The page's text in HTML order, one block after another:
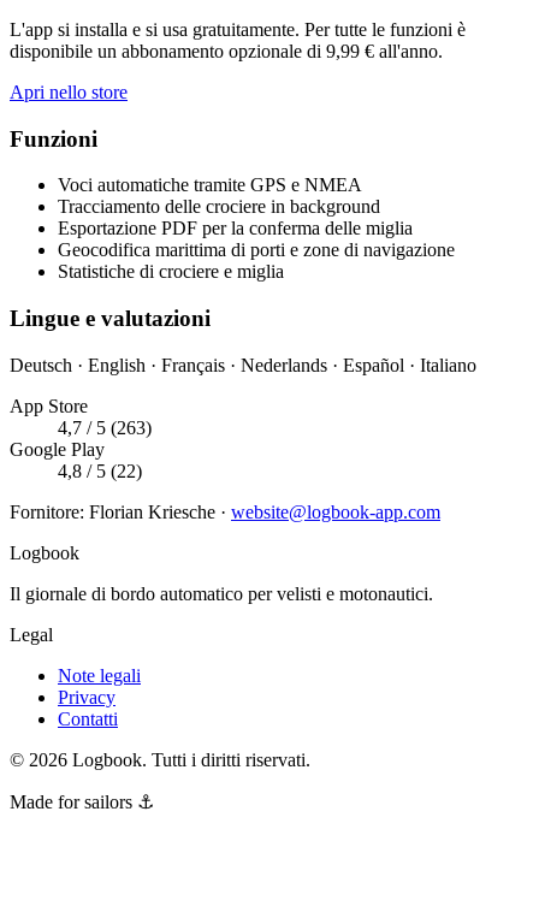
L'app si installa e si usa gratuitamente. Per tutte le funzioni è
disponibile un abbonamento opzionale di 9,99 € all'anno.
Apri nello store
Funzioni
Voci automatiche tramite GPS e NMEA
Tracciamento delle crociere in background
Esportazione PDF per la conferma delle miglia
Geocodifica marittima di porti e zone di navigazione
Statistiche di crociere e miglia
Lingue e valutazioni
Deutsch · English · Français · Nederlands · Español · Italiano
App Store
4,7 / 5 (263)
Google Play
4,8 / 5 (22)
Fornitore: Florian Kriesche · website@logbook-app.com
Logbook
Il giornale di bordo automatico per velisti e motonautici.
Legal
Note legali
Privacy
Contatti
© 2026 Logbook. Tutti i diritti riservati.
Made for sailors ⚓